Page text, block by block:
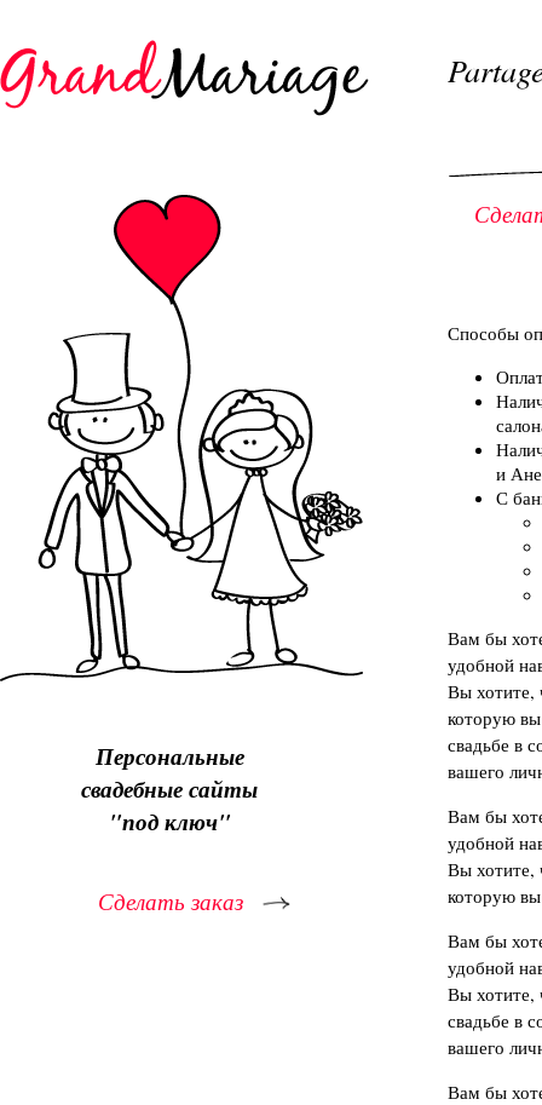
Персональные
свадебные сайты
"под ключ"
Сделать заказ
Способы
и
С
Вам бы
удобной
Вы хотите,
которую
свадьбе в
вашего
Вам бы
удобной
Вы хотите,
которую
Вам бы
удобной
Вы хотите,
свадьбе в
вашего
Вам бы